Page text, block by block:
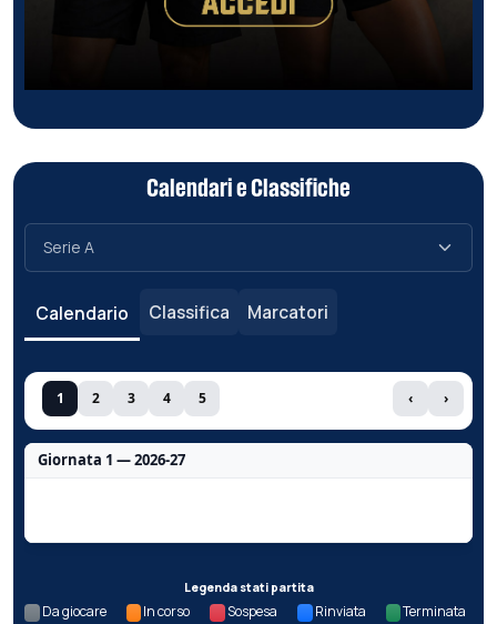
Calendari e Classifiche
Calendario Classifica Marcatori
1 2 3 4 5 ‹ ›
Giornata 1 — 2026-27
Legenda stati partita
Da giocare In corso Sospesa Rinviata Terminata